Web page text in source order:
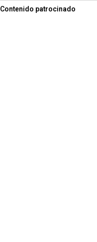
Contenido patrocinado